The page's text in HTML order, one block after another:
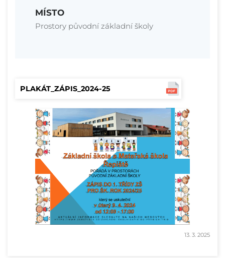
MÍSTO
Prostory původní základní školy
PLAKÁT_ZÁPIS_2024-25
13. 3. 2025